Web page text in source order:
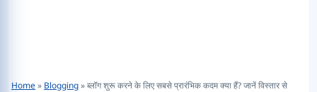
Home» Blogging»ब्लॉग शुरू करने के लिए सबसे प्रारंभिक कदम क्या हैं? जानें विस्तार से